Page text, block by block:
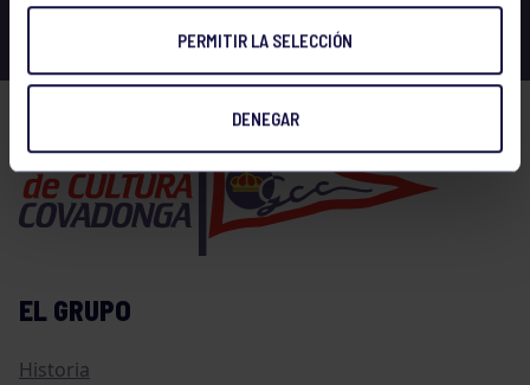
PERMITIR LA SELECCIÓN
DENEGAR
EL GRUPO
Historia